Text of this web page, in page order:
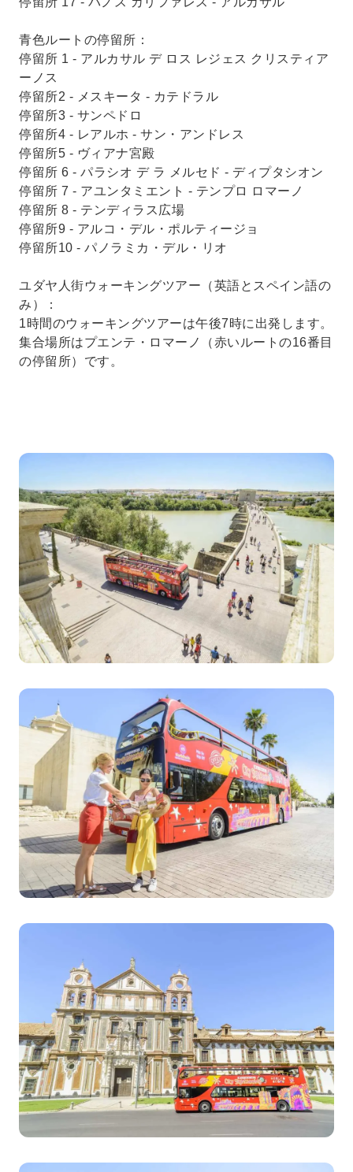
青色ルートの停留所：
停留所 1 - アルカサル デ ロス レジェス クリスティア
ーノス
停留所2 - メスキータ - カテドラル
停留所3 - サンペドロ
停留所4 - レアルホ - サン・アンドレス
停留所5 - ヴィアナ宮殿
停留所 6 - パラシオ デ ラ メルセド - ディプタシオン
停留所 7 - アユンタミエント - テンプロ ロマーノ
停留所 8 - テンディラス広場
停留所9 - アルコ・デル・ポルティージョ
停留所10 - パノラミカ・デル・リオ
ユダヤ人街ウォーキングツアー（英語とスペイン語の
み）：
1時間のウォーキングツアーは午後7時に出発します。
集合場所はプエンテ・ロマーノ（赤いルートの16番目
の停留所）です。